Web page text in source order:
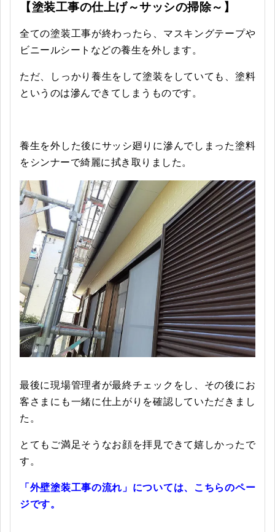
【塗装工事の仕上げ～サッシの掃除～】
全ての塗装工事が終わったら、マスキングテープや
ビニールシートなどの養生を外します。
ただ、しっかり養生をして塗装をしていても、塗料
というのは滲んできてしまうものです。
養生を外した後にサッシ廻りに滲んでしまった塗料
をシンナーで綺麗に拭き取りました。
最後に現場管理者が最終チェックをし、その後にお
客さまにも一緒に仕上がりを確認していただきまし
た。
とてもご満足そうなお顔を拝見できて嬉しかったで
す。
「外壁塗装工事の流れ」については、こちらのペー
ジです。